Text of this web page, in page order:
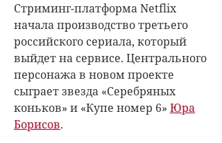
Стриминг-платформа Netflix
начала производство третьего
российского сериала, который
выйдет на сервисе. Центрального
персонажа в новом проекте
сыграет звезда «Серебряных
коньков» и «Купе номер 6» Юра
Борисов.